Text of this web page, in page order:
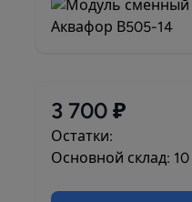
3 700 ₽
Остатки:
Основной склад: 10